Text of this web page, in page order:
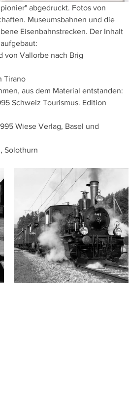
abgedruckt. Fotos von
Museumsbahnen und die
Eisenbahnstrecken. Der Inhalt
von Vallorbe nach Brig
Tirano
aus dem Material entstanden:
Schweiz Tourismus. Edition
Wiese Verlag, Basel und
Solothurn